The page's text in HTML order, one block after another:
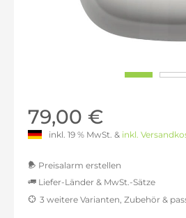
79,00 €
inkl. 19 % MwSt. & inkl.
Preisalarm erstellen
Liefer-Länder & MwSt.-Sätze
3 weitere Varianten, Zubehör &